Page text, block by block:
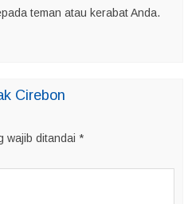
teman atau kerabat Anda.
Cirebon
wajib ditandai *